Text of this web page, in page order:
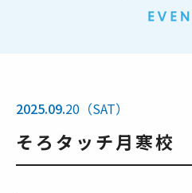
2025.09.20（SAT）
そろタッチ月寒校